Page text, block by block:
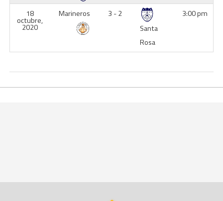
18
octubre,
2020
Marineros
3 - 2
Santa
Rosa
3:00 pm